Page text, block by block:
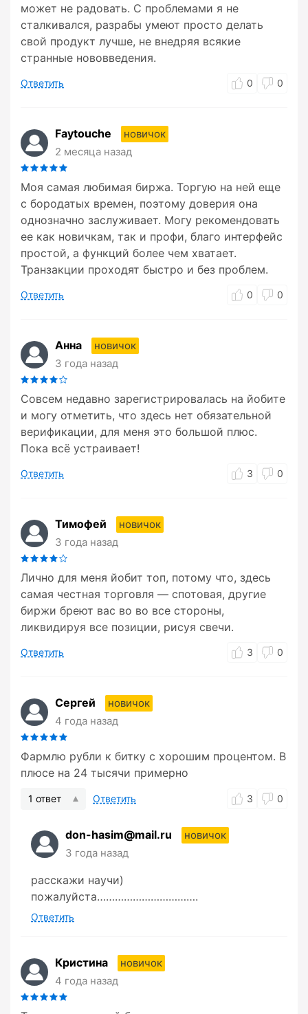
может не радовать. С проблемами я не
сталкивался, разрабы умеют просто делать
свой продукт лучше, не внедряя всякие
странные нововведения.
Ответить 0 0
Faytouche
новичок
2 месяца назад
Моя самая любимая биржа. Торгую на ней еще
с бородатых времен, поэтому доверия она
однозначно заслуживает. Могу рекомендовать
ее как новичкам, так и профи, благо интерфейс
простой, а функций более чем хватает.
Транзакции проходят быстро и без проблем.
Ответить 0 0
Анна
новичок
3 года назад
Совсем недавно зарегистрировалась на йобите
и могу отметить, что здесь нет обязательной
верификации, для меня это большой плюс.
Пока всё устраивает!
Ответить 3 0
Тимофей
новичок
3 года назад
Лично для меня йобит топ, потому что, здесь
самая честная торговля — спотовая, другие
биржи бреют вас во во все стороны,
ликвидируя все позиции, рисуя свечи.
Ответить 3 0
Сергей
новичок
4 года назад
Фармлю рубли к битку с хорошим процентом. В
плюсе на 24 тысячи примерно
1 ответ Ответить 3 0
don-hasim@mail.ru
новичок
3 года назад
расскажи научи)
пожалуйста…………………………….
Ответить
Кристина
новичок
4 года назад